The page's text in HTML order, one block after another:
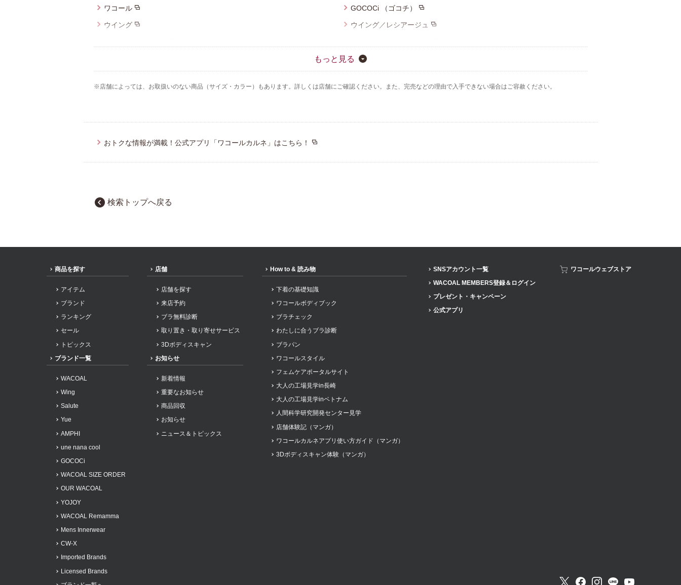
ワコール GOCOCi （ゴコチ）
ウイング ウイング／レシアージュ
ウイング／フフ
もっと見る
※店舗によっては、お取扱いのない商品（サイズ・カラー）もあります。詳しくは店舗にご確認ください。また、完売などの理由で入手できない場合はご容赦ください。
おトクな情報が満載！公式アプリ「ワコールカルネ」はこちら！
検索トップへ戻る
商品を探す
アイテム
ブランド
ランキング
セール
トピックス
ブランド一覧
WACOAL
Wing
Salute
Yue
AMPHI
une nana cool
GOCOCi
WACOAL SIZE ORDER
OUR WACOAL
YOJOY
WACOAL Remamma
Mens Innerwear
CW-X
Imported Brands
Licensed Brands
店舗
店舗を探す
来店予約
ブラ無料診断
取り置き・取り寄せサービス
3Dボディスキャン
お知らせ
新着情報
重要なお知らせ
商品回収
お知らせ
ニュース＆トピックス
How to & 読み物
下着の基礎知識
ワコールボディブック
ブラチェック
わたしに合うブラ診断
ブラパン
ワコールスタイル
フェムケアポータルサイト
大人の工場見学in長崎
大人の工場見学inベトナム
人間科学研究開発センター見学
店舗体験記（マンガ）
ワコールカルネアプリ使い方ガイド（マンガ）
3Dボディスキャン体験（マンガ）
SNSアカウント一覧
WACOAL MEMBERS登録＆ログイン
プレゼント・キャンペーン
公式アプリ
ワコールウェブストア